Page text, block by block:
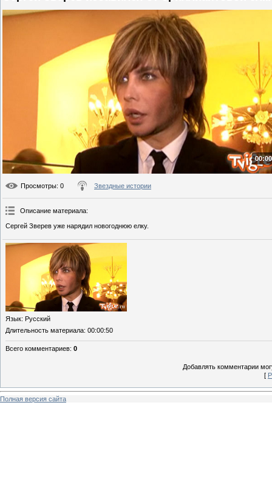
Просмотры: 0 Звездные истории
Описание материала:
Сергей Зверев уже нарядил новогоднюю елку.
Язык: Русский
Длительность материала: 00:00:50
Всего комментариев: 0
Добавлять комментарии
[
Полная версия сайта